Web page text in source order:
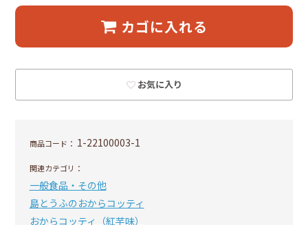
カゴに入れる
お気に入り
商品コード： 1-22100003-1
関連カテゴリ：
一般食品・その他
島とうふのおからコッティ
おからコッティ（紅芋味）